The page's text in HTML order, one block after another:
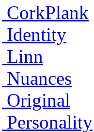
CorkPlank
Identity
Linn
Nuances
Original
Personality